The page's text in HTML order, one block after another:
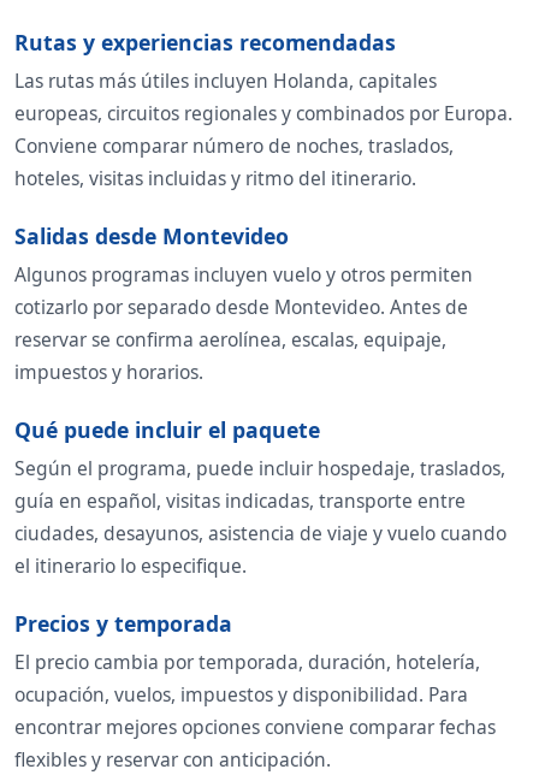
Rutas y experiencias recomendadas
Las rutas más útiles incluyen Holanda, capitales
europeas, circuitos regionales y combinados por Europa.
Conviene comparar número de noches, traslados,
hoteles, visitas incluidas y ritmo del itinerario.
Salidas desde Montevideo
Algunos programas incluyen vuelo y otros permiten
cotizarlo por separado desde Montevideo. Antes de
reservar se confirma aerolínea, escalas, equipaje,
impuestos y horarios.
Qué puede incluir el paquete
Según el programa, puede incluir hospedaje, traslados,
guía en español, visitas indicadas, transporte entre
ciudades, desayunos, asistencia de viaje y vuelo cuando
el itinerario lo especifique.
Precios y temporada
El precio cambia por temporada, duración, hotelería,
ocupación, vuelos, impuestos y disponibilidad. Para
encontrar mejores opciones conviene comparar fechas
flexibles y reservar con anticipación.